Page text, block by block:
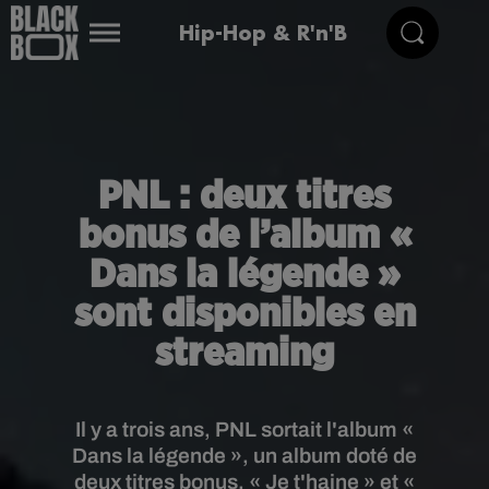
Hip-Hop & R'n'B
PNL : deux titres
bonus de l’album «
Dans la légende »
sont disponibles en
streaming
Il y a trois ans, PNL sortait l'album «
Dans la légende », un album doté de
deux titres bonus, « Je t'haine » et «